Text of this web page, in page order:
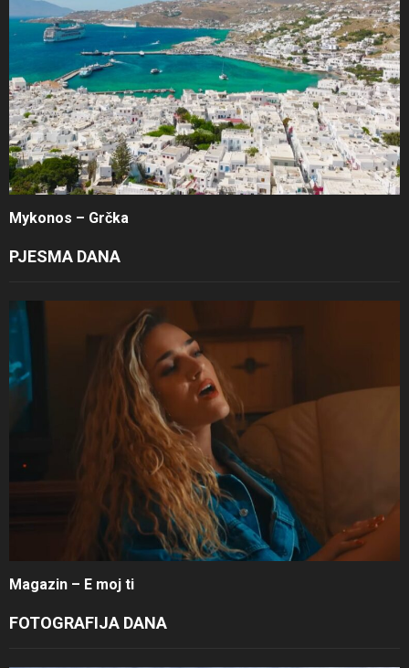
Mykonos – Grčka
PJESMA DANA
Magazin – E moj ti
FOTOGRAFIJA DANA